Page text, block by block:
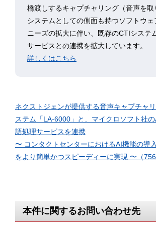
橋渡しするキャプチャリング（音声を取
システムとしての側面も持つソフトウェ
ニーズの拡大に伴い、既存のCTIシステ
サービスとの連携を拡大しています。
詳しくはこちら
ネクストジェンが提供する音声キャプチャ
ステム「LA-6000」と、マイクロソフト社
語処理サービスを連携
〜 コンタクトセンターにおけるAI機能の導
をより簡単かつスピーディーに実現 〜（
本件に関するお問い合わせ先